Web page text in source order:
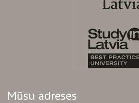
Mūsu adreses